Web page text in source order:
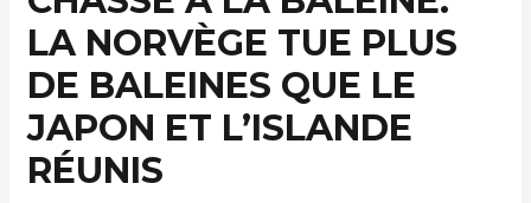
LA NORVÈGE TUE PLUS
DE BALEINES QUE LE
JAPON ET L’ISLANDE
RÉUNIS